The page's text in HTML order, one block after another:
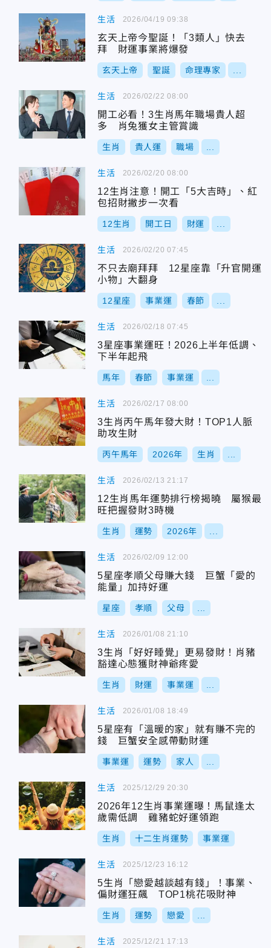
生活
玄天上帝今聖誕！「3類人」快去
拜 財運事業將爆發
玄天上帝 聖誕 命理專家
2026/04/19 09:38
生活
開工必看！3生肖馬年職場貴人超
多 肖兔獲女主管賞識
生肖 貴人運 職場
2026/02/22 08:00
生活
12生肖注意！開工「5大吉時」、紅
包招財撇步一次看
12生肖 開工日 財運
2026/02/20 08:00
生活
不只去廟拜拜 12星座靠「升官開運
小物」大翻身
12星座 事業運 春節
2026/02/20 07:45
生活
3星座事業運旺！2026上半年低調、
下半年起飛
馬年 春節 事業運
2026/02/18 07:45
生活
3生肖丙午馬年發大財！TOP1人脈
助攻生財
丙午馬年 2026年 生肖
2026/02/17 08:00
生活
12生肖馬年運勢排行榜揭曉 屬猴最
旺把握發財3時機
生肖 運勢 2026年
2026/02/13 21:17
生活
5星座孝順父母賺大錢 巨蟹「愛的
能量」加持好運
星座 孝順 父母
2026/02/09 12:00
生活
3生肖「好好睡覺」更易發財！肖豬
豁達心態獲財神爺疼愛
生肖 財運 事業運
2026/01/08 21:10
生活
5星座有「溫暖的家」就有賺不完的
錢 巨蟹安全感帶動財運
事業運 運勢 家人
2026/01/08 18:49
生活
2026年12生肖事業運曝！馬鼠逢太
歲需低調 雞豬蛇好運領跑
生肖 十二生肖運勢 事業運
2025/12/29 20:30
生活
5生肖「戀愛越談越有錢」！事業、
偏財運狂飆 TOP1桃花吸財神
生肖 運勢 戀愛
2025/12/23 16:12
生活 2025/12/21 17:13